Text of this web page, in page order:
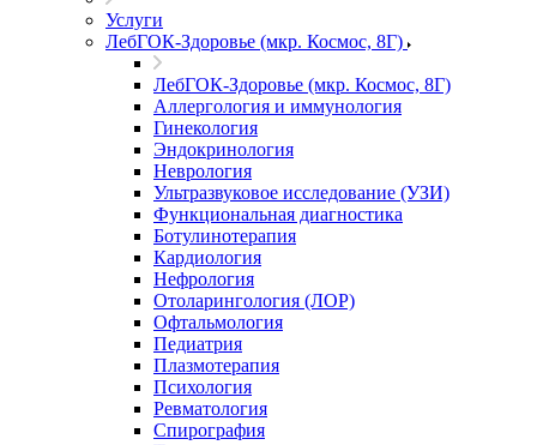
Услуги
ЛебГОК-Здоровье (мкр. Космос, 8Г)
ЛебГОК-Здоровье (мкр. Космос, 8Г)
Аллергология и иммунология
Гинекология
Эндокринология
Неврология
Ультразвуковое исследование (УЗИ)
Функциональная диагностика
Ботулинотерапия
Кардиология
Нефрология
Отоларингология (ЛОР)
Офтальмология
Педиатрия
Плазмотерапия
Психология
Ревматология
Спирография